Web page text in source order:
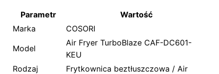
Parametr
Wartość
Marka
COSORI
Model
Air Fryer TurboBlaze CAF-DC601-
KEU
Rodzaj
Frytkownica beztłuszczowa / Air